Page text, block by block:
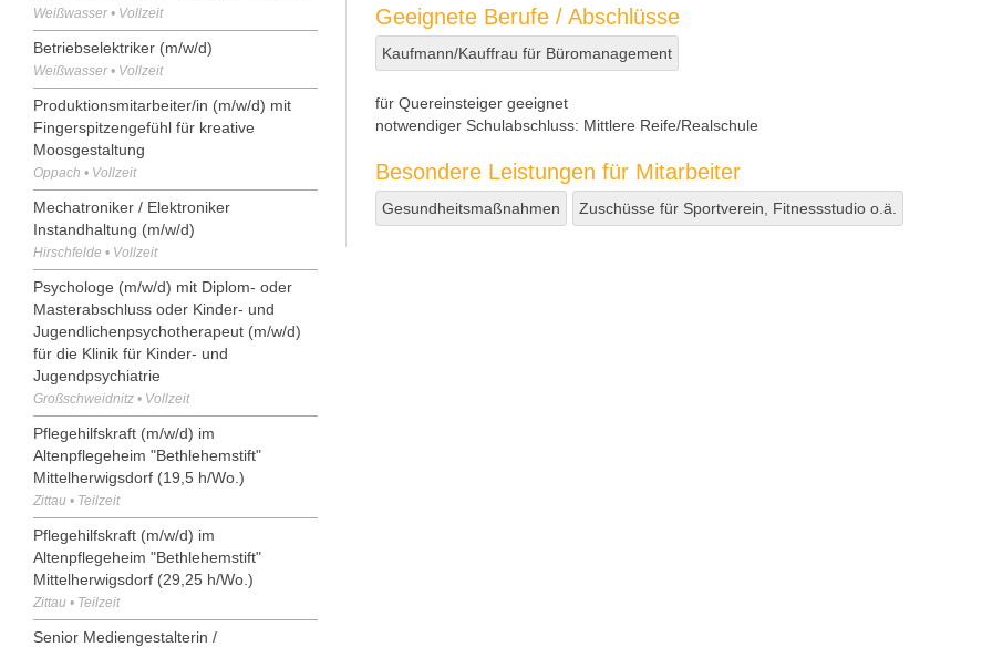
Weißwasser • Vollzeit
Betriebselektriker (m/w/d)
Weißwasser • Vollzeit
Produktionsmitarbeiter/in (m/w/d) mit
Fingerspitzengefühl für kreative
Moosgestaltung
Oppach • Vollzeit
Mechatroniker / Elektroniker
Instandhaltung (m/w/d)
Hirschfelde • Vollzeit
Psychologe (m/w/d) mit Diplom- oder
Masterabschluss oder Kinder- und
Jugendlichenpsychotherapeut (m/w/d)
für die Klinik für Kinder- und
Jugendpsychiatrie
Großschweidnitz • Vollzeit
Pflegehilfskraft (m/w/d) im
Altenpflegeheim "Bethlehemstift"
Mittelherwigsdorf (19,5 h/Wo.)
Zittau • Teilzeit
Pflegehilfskraft (m/w/d) im
Altenpflegeheim "Bethlehemstift"
Mittelherwigsdorf (29,25 h/Wo.)
Zittau • Teilzeit
Senior Mediengestalterin /
Geeignete Berufe / Abschlüsse
Kaufmann/Kauffrau für Büromanagement
für Quereinsteiger geeignet
notwendiger Schulabschluss: Mittlere Reife/Realschule
Besondere Leistungen für Mitarbeiter
Gesundheitsmaßnahmen Zuschüsse für Sportverein, Fitnessstudio o.ä.